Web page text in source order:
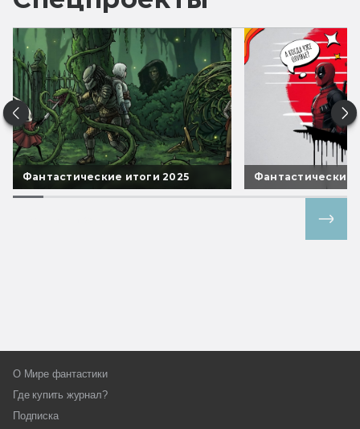
Фантастические итоги 2025 Фантастические
О Мире фантастики
Где купить журнал?
Подписка